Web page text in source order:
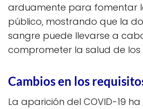
arduamente para fomentar
público, mostrando que la
sangre puede llevarse a
comprometer la salud de los
Cambios en los
La aparición del COVID-19